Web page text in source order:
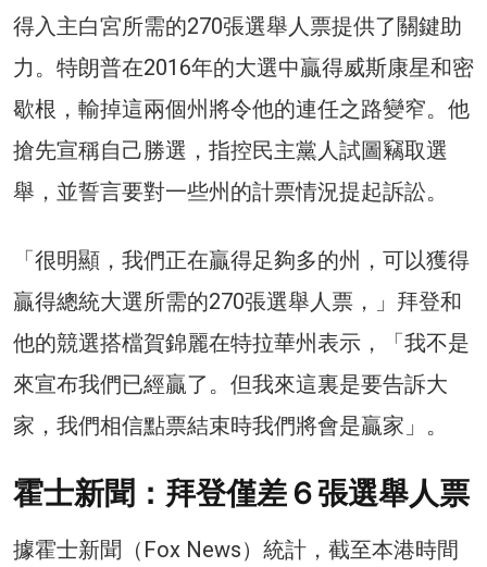
得入主白宮所需的270張選舉人票提供了關鍵助
力。特朗普在2016年的大選中贏得威斯康星和密
歇根，輸掉這兩個州將令他的連任之路變窄。他
搶先宣稱自己勝選，指控民主黨人試圖竊取選
舉，並誓言要對一些州的計票情況提起訴訟。
「很明顯，我們正在贏得足夠多的州，可以獲得
贏得總統大選所需的270張選舉人票，」拜登和
他的競選搭檔賀錦麗在特拉華州表示，「我不是
來宣布我們已經贏了。但我來這裏是要告訴大
家，我們相信點票結束時我們將會是贏家」。
霍士新聞：拜登僅差６張選舉人票
據霍士新聞（Fox News）統計，截至本港時間